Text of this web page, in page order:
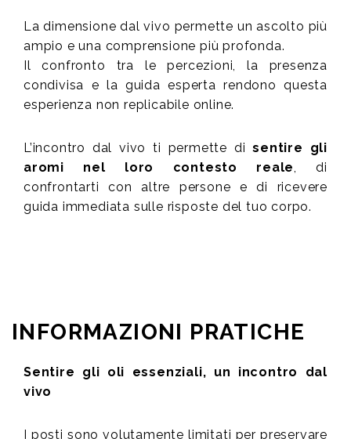
La dimensione dal vivo permette un ascolto più
ampio e una comprensione più profonda.
Il confronto tra le percezioni, la presenza
condivisa e la guida esperta rendono questa
esperienza non replicabile online.
L’incontro dal vivo ti permette disentire gli
aromi nel loro contesto reale, di
confrontarti con altre persone e di ricevere
guida immediata sulle risposte del tuo corpo.
INFORMAZIONI PRATICHE
Sentire gli oli essenziali, un incontro dal
vivo
I posti sono volutamente limitati per preservare